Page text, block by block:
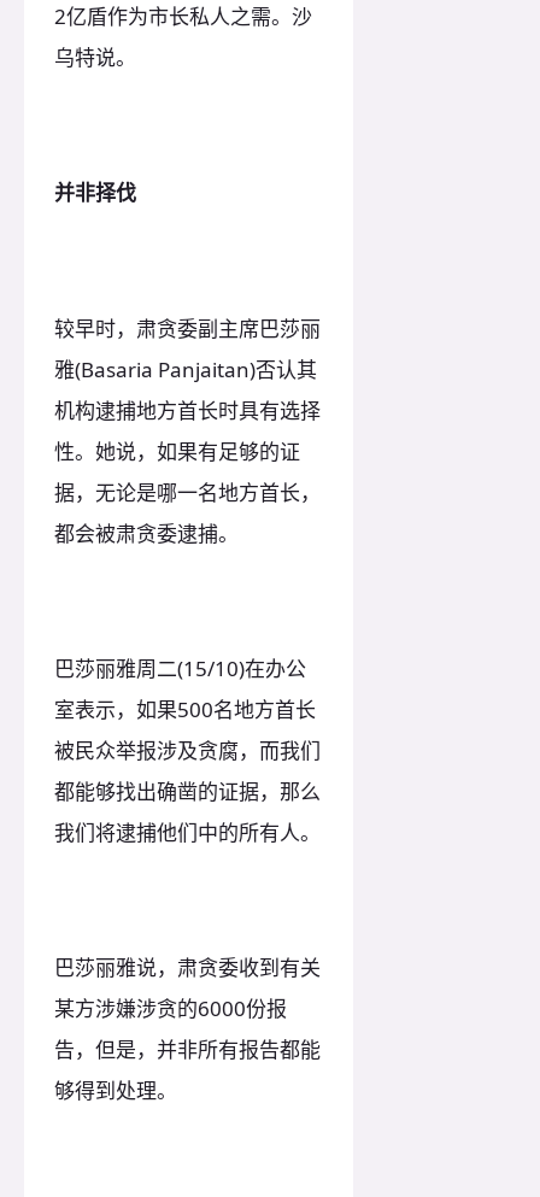
2亿盾作为市长私人之需。沙
乌特说。
并非择伐
较早时，肃贪委副主席巴莎丽
雅(Basaria Panjaitan)否认其
机构逮捕地方首长时具有选择
性。她说，如果有足够的证
据，无论是哪一名地方首长，
都会被肃贪委逮捕。
巴莎丽雅周二(15/10)在办公
室表示，如果500名地方首长
被民众举报涉及贪腐，而我们
都能够找出确凿的证据，那么
我们将逮捕他们中的所有人。
巴莎丽雅说，肃贪委收到有关
某方涉嫌涉贪的6000份报
告，但是，并非所有报告都能
够得到处理。